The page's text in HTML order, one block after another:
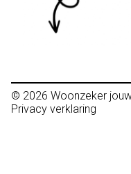
© 2026 Woonzeker
Privacy verklaring